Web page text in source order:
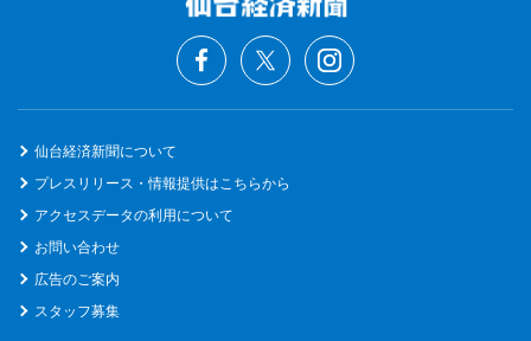
仙台経済新聞について
プレスリリース・情報提供はこちらから
アクセスデータの利用について
お問い合わせ
広告のご案内
スタッフ募集